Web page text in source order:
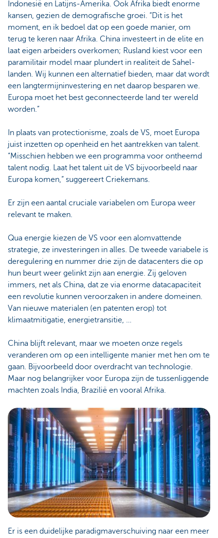
Indonesië en Latijns-Amerika. Ook Afrika biedt enorme
kansen, gezien de demografische groei. “Dit is het
moment, en ik bedoel dat op een goede manier, om
terug te keren naar Afrika. China investeert in de elite en
laat eigen arbeiders overkomen; Rusland kiest voor een
paramilitair model maar plundert in realiteit de Sahel-
landen. Wij kunnen een alternatief bieden, maar dat wordt
een langtermijninvestering en net daarop besparen we.
Europa moet het best geconnecteerde land ter wereld
worden.”
In plaats van protectionisme, zoals de VS, moet Europa
juist inzetten op openheid en het aantrekken van talent.
“Misschien hebben we een programma voor ontheemd
talent nodig. Laat het talent uit de VS bijvoorbeeld naar
Europa komen,” suggereert Criekemans.
Er zijn een aantal cruciale variabelen om Europa weer
relevant te maken.
Qua energie kiezen de VS voor een alomvattende
strategie, ze investeringen in alles. De tweede variabele is
deregulering en nummer drie zijn de datacenters die op
hun beurt weer gelinkt zijn aan energie. Zij geloven
immers, net als China, dat ze via enorme datacapaciteit
een revolutie kunnen veroorzaken in andere domeinen.
Van nieuwe materialen (en patenten erop) tot
klimaatmitigatie, energietransitie, …
China blijft relevant, maar we moeten onze regels
veranderen om op een intelligente manier met hen om te
gaan. Bijvoorbeeld door overdracht van technologie.
Maar nog belangrijker voor Europa zijn de tussenliggende
machten zoals India, Brazilië en vooral Afrika.
Er is een duidelijke paradigmaverschuiving naar een meer